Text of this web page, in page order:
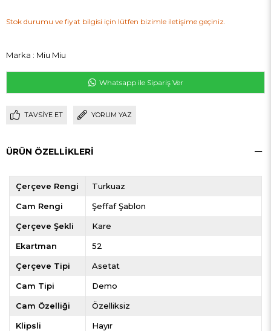
Stok durumu ve fiyat bilgisi için lütfen bizimle iletişime geçiniz.
Marka : Miu Miu
Whatsapp ile Sipariş Ver
TAVSIYE ET YORUM YAZ
ÜRÜN ÖZELLIKLERI
Çerçeve Rengi Turkuaz
Cam Rengi Şeffaf Şablon
Çerçeve Şekli Kare
Ekartman 52
Çerçeve Tipi Asetat
Cam Tipi Demo
Cam Özelliği Özelliksiz
Klipsli Hayır